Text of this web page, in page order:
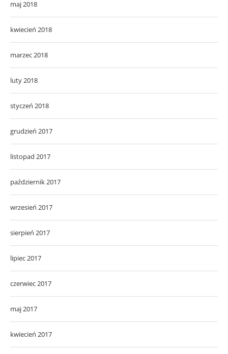
maj 2018
kwiecień 2018
marzec 2018
luty 2018
styczeń 2018
grudzień 2017
listopad 2017
październik 2017
wrzesień 2017
sierpień 2017
lipiec 2017
czerwiec 2017
maj 2017
kwiecień 2017